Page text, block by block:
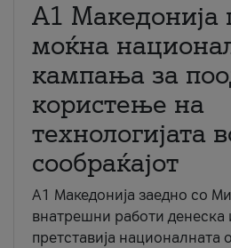
A1 Македонија
моќна
кампања за
користење на
технологијата
сообраќајот
A1 Македонија заедно со
внатрешни работи денеска
претставија националната